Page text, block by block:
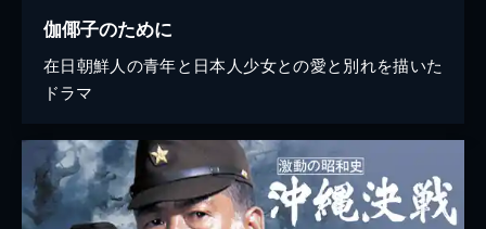
伽倻子のために
在日朝鮮人の青年と日本人少女との愛と別れを描いた
ドラマ